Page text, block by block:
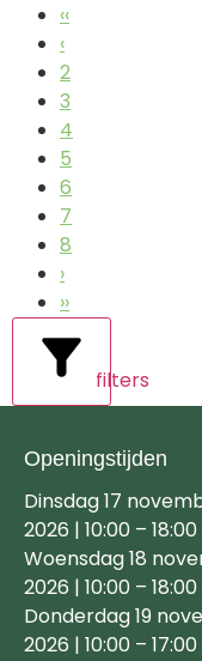
‹‹
‹
2
3
4
5
6
7
8
›
››
filters
Openingstijden
Dinsdag 17
2026 | 10:00 –
Woensdag 18
2026 | 10:00 –
Donderdag 19
2026 | 10:00 –